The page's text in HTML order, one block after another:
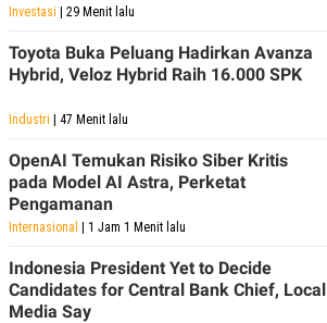
Investasi | 29 Menit lalu
Toyota Buka Peluang Hadirkan Avanza
Hybrid, Veloz Hybrid Raih 16.000 SPK
Industri | 47 Menit lalu
OpenAI Temukan Risiko Siber Kritis
pada Model AI Astra, Perketat
Pengamanan
Internasional | 1 Jam 1 Menit lalu
Indonesia President Yet to Decide
Candidates for Central Bank Chief, Local
Media Say